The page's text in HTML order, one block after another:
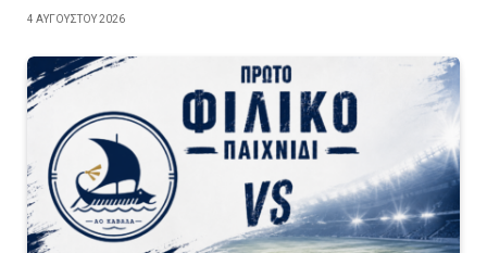
4 ΑΥΓΟΎΣΤΟΥ 2026